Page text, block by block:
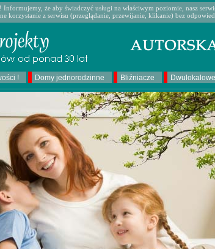
Informujemy, że aby świadczyć usługi na właściwym poziomie, nasz
korzystanie z serwisu (przeglądanie, przewijanie, klikanie) bez
! Domy jednorodzinne Bliźniacze Dwulokalowe